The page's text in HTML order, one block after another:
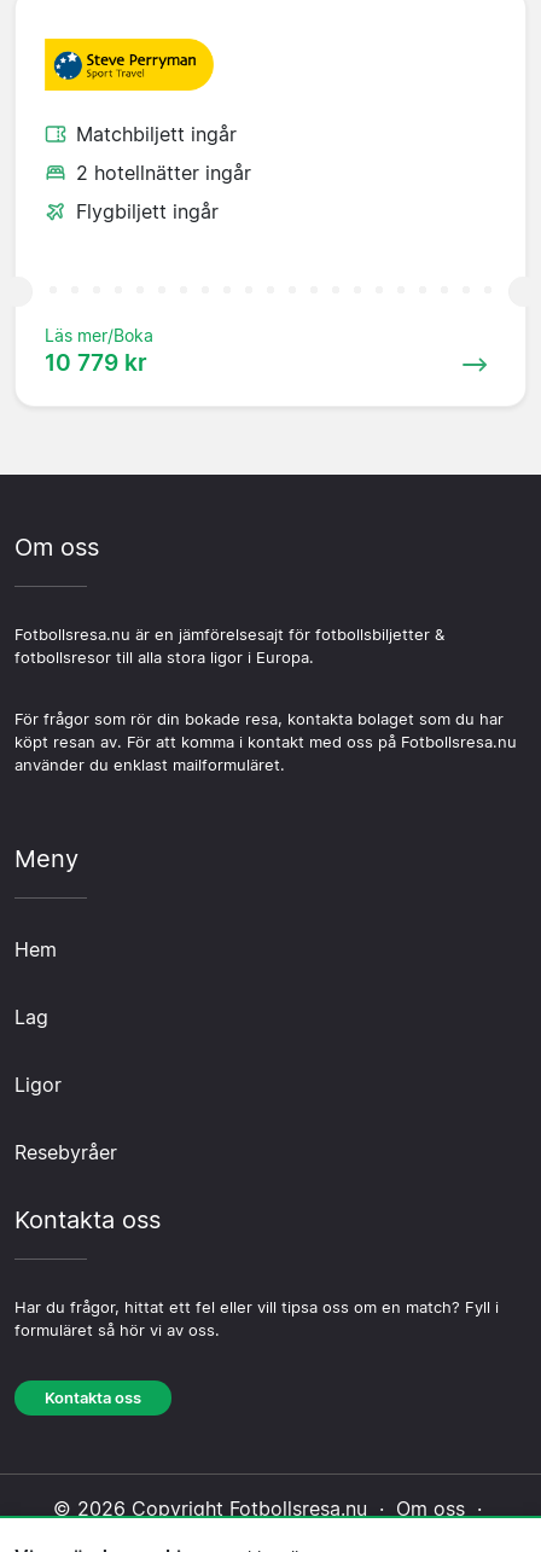
Matchbiljett ingår
2 hotellnätter ingår
Flygbiljett ingår
Läs mer/Boka
10 779 kr
Om oss
Fotbollsresa.nu är en jämförelsesajt för fotbollsbiljetter &
fotbollsresor till alla stora ligor i Europa.
För frågor som rör din bokade resa, kontakta bolaget som du har
köpt resan av. För att komma i kontakt med oss på Fotbollsresa.nu
använder du enklast mailformuläret.
Meny
Hem
Lag
Ligor
Resebyråer
Kontakta oss
Har du frågor, hittat ett fel eller vill tipsa oss om en match? Fyll i
formuläret så hör vi av oss.
Kontakta oss
© 2026 Copyright Fotbollsresa.nu · Om oss ·